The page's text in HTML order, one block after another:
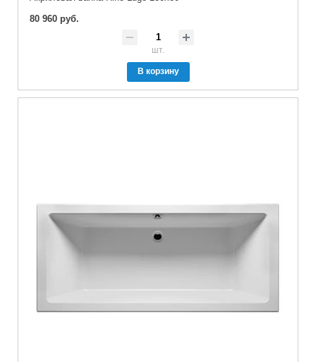
80 960 руб.
шт.
В корзину